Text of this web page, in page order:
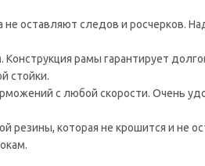
оставляют следов и росчерков.
рамы гарантирует
стойки.
с любой скорости. Очень
резины, которая не крошится и не